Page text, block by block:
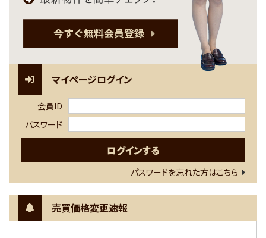
マイページログイン
会員ID
パスワード
パスワードを忘れた方はこちら
売買価格変更速報